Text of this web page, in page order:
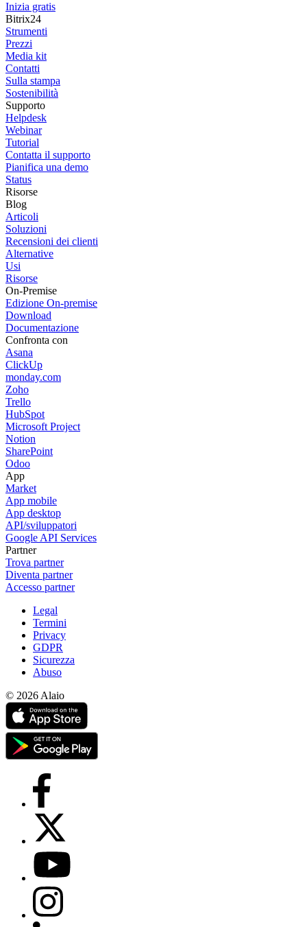
Inizia gratis
Bitrix24
Strumenti
Prezzi
Media kit
Contatti
Sulla stampa
Sostenibilità
Supporto
Helpdesk
Webinar
Tutorial
Contatta il supporto
Pianifica una demo
Status
Risorse
Blog
Articoli
Soluzioni
Recensioni dei clienti
Alternative
Usi
Risorse
On-Premise
Edizione On-premise
Download
Documentazione
Confronta con
Asana
ClickUp
monday.com
Zoho
Trello
HubSpot
Microsoft Project
Notion
SharePoint
Odoo
App
Market
App mobile
App desktop
API/sviluppatori
Google API Services
Partner
Trova partner
Diventa partner
Accesso partner
Legal
Termini
Privacy
GDPR
Sicurezza
Abuso
© 2026 Alaio